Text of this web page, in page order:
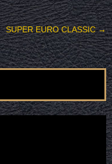
SUPER EURO CLASSIC→